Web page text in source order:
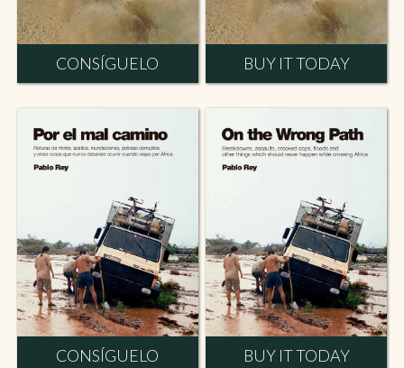
CONSÍGUELO BUY IT TODAY
CONSÍGUELO BUY IT TODAY